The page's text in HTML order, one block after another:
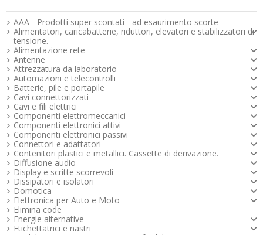
AAA - Prodotti super scontati - ad esaurimento scorte
Alimentatori, caricabatterie, riduttori, elevatori e stabilizzatori di
tensione.
Alimentazione rete
Antenne
Attrezzatura da laboratorio
Automazioni e telecontrolli
Batterie, pile e portapile
Cavi connettorizzati
Cavi e fili elettrici
Componenti elettromeccanici
Componenti elettronici attivi
Componenti elettronici passivi
Connettori e adattatori
Contenitori plastici e metallici. Cassette di derivazione.
Diffusione audio
Display e scritte scorrevoli
Dissipatori e isolatori
Domotica
Elettronica per Auto e Moto
Elimina code
Energie alternative
Etichettatrici e nastri